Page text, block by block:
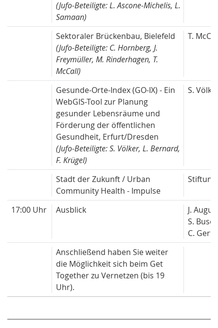
(Jufo-Beteiligte: L. Ascone-Michelis, L.
Samaan)
Sektoraler Brückenbau, Bielefeld
(Jufo-Beteiligte: C. Hornberg, J.
Freymüller, M. Rinderhagen, T.
McCall)
T.
Gesunde-Orte-Index (GO-IX) - Ein
WebGIS-Tool zur Planung
gesunder Lebensräume und
Förderung der öffentlichen
Gesundheit, Erfurt/Dresden
(Jufo-Beteiligte: S. Völker, L. Bernard,
F. Krügel)
S.
Stadt der Zukunft / Urban
Community Health - Impulse
17:00 Uhr Ausblick
J.
S. Busch
C. Gertz
Anschließend haben Sie weiter
die Möglichkeit sich beim Get
Together zu Vernetzen (bis 19
Uhr).